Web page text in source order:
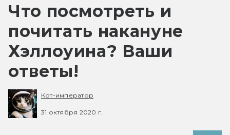
Что посмотреть и
почитать накануне
Хэллоуина? Ваши
ответы!
Кот-император
31 октября 2020 г.